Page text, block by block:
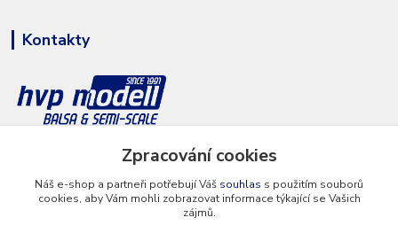
Kontakty
+420 777 286 674
info@hvp-modell.cz
Zpracování cookies
Náš e-shop a partneři potřebují Váš souhlas s použitím souborů
cookies, aby Vám mohli zobrazovat informace týkající se Vašich
zájmů.